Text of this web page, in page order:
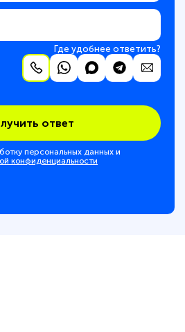
Где удобнее ответить?
ответ
персональных данных и
конфиденциальности